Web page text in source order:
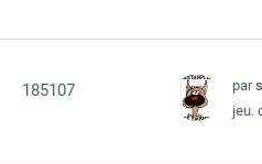
185107 par
jeu.